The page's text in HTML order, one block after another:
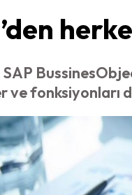
SAP
ve fonksiyonları